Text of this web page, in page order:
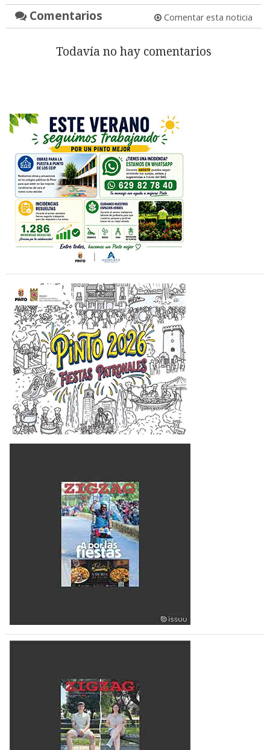
Comentarios Comentar esta noticia
Todavía no hay comentarios